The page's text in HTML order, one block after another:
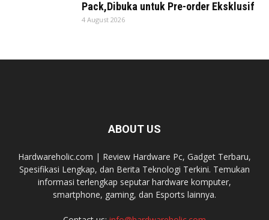
Pack,Dibuka untuk Pre-order Eksklusif
4 August 2026
ABOUT US
Hardwareholic.com | Review Hardware Pc, Gadget Terbaru,
Spesifikasi Lengkap, dan Berita Teknologi Terkini. Temukan
informasi terlengkap seputar hardware komputer,
smartphone, gaming, dan Esports lainnya.